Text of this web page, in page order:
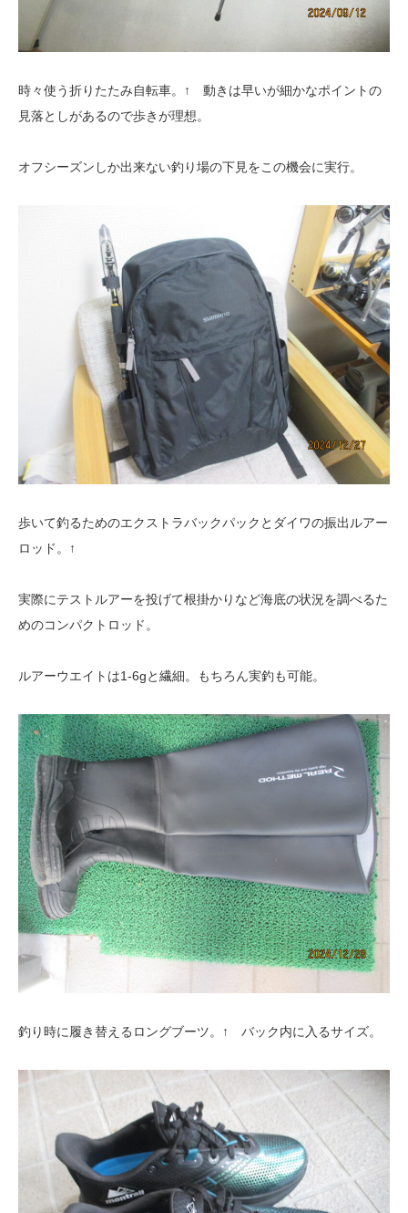
時々使う折りたたみ自転車。↑ 動きは早いが細かなポイントの
見落としがあるので歩きが理想。
オフシーズンしか出来ない釣り場の下見をこの機会に実行。
歩いて釣るためのエクストラバックパックとダイワの振出ルアー
ロッド。↑
実際にテストルアーを投げて根掛かりなど海底の状況を調べるた
めのコンパクトロッド。
ルアーウエイトは1-6gと繊細。もちろん実釣も可能。
釣り時に履き替えるロングブーツ。↑ バック内に入るサイズ。